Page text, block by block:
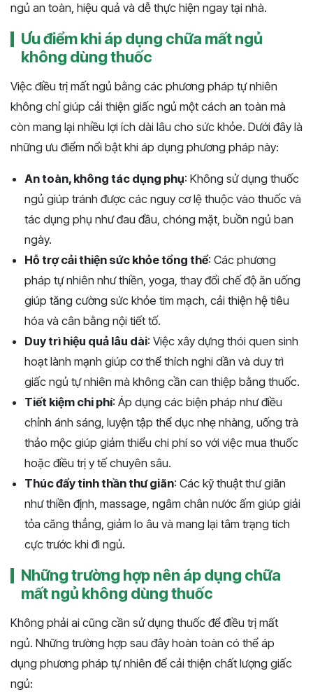
ngủ an toàn, hiệu quả và dễ thực hiện ngay tại nhà.
Ưu điểm khi áp dụng chữa mất ngủ
không dùng thuốc
Việc điều trị mất ngủ bằng các phương pháp tự nhiên
không chỉ giúp cải thiện giấc ngủ một cách an toàn mà
còn mang lại nhiều lợi ích dài lâu cho sức khỏe. Dưới đây là
những ưu điểm nổi bật khi áp dụng phương pháp này:
An toàn, không tác dụng phụ: Không sử dụng thuốc
ngủ giúp tránh được các nguy cơ lệ thuộc vào thuốc và
tác dụng phụ như đau đầu, chóng mặt, buồn ngủ ban
ngày.
Hỗ trợ cải thiện sức khỏe tổng thể: Các phương
pháp tự nhiên như thiền, yoga, thay đổi chế độ ăn uống
giúp tăng cường sức khỏe tim mạch, cải thiện hệ tiêu
hóa và cân bằng nội tiết tố.
Duy trì hiệu quả lâu dài: Việc xây dựng thói quen sinh
hoạt lành mạnh giúp cơ thể thích nghi dần và duy trì
giấc ngủ tự nhiên mà không cần can thiệp bằng thuốc.
Tiết kiệm chi phí: Áp dụng các biện pháp như điều
chỉnh ánh sáng, luyện tập thể dục nhẹ nhàng, uống trà
thảo mộc giúp giảm thiểu chi phí so với việc mua thuốc
hoặc điều trị y tế chuyên sâu.
Thúc đẩy tinh thần thư giãn: Các kỹ thuật thư giãn
như thiền định, massage, ngâm chân nước ấm giúp giải
tỏa căng thẳng, giảm lo âu và mang lại tâm trạng tích
cực trước khi đi ngủ.
Những trường hợp nên áp dụng chữa
mất ngủ không dùng thuốc
Không phải ai cũng cần sử dụng thuốc để điều trị mất
ngủ. Những trường hợp sau đây hoàn toàn có thể áp
dụng phương pháp tự nhiên để cải thiện chất lượng giấc
ngủ: